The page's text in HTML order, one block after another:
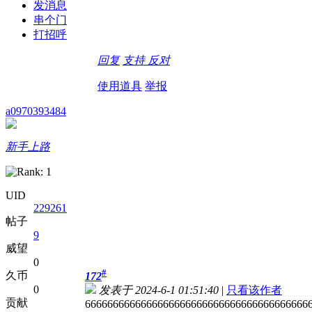
发消息
串个门
打招呼
回复 支持 反对
使用道具 举报
a0970393484
新手上路
UID
229261
帖子
9
威望
0
久币
0
贡献
172#
发表于 2024-6-1 01:51:40 | 只看该作者